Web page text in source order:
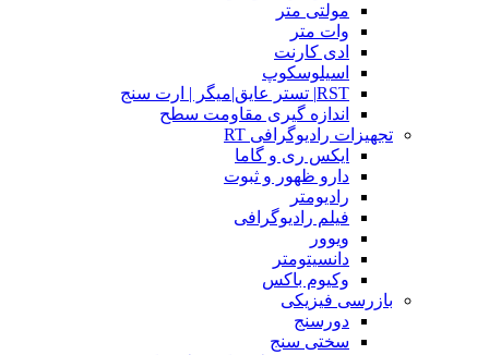
مولتی متر
وات متر
ادی کارنت
اسیلوسکوپ
RST| تستر عایق|میگر | ارت سنج
اندازه گیری مقاومت سطح
تجهیزات رادیوگرافی RT
ایکس ری و گاما
دارو ظهور و ثبوت
رادیومتر
فیلم رادیوگرافی
ویوور
دانسیتومتر
وکیوم باکس
بازرسی فیزیکی
دورسنج
سختی سنج